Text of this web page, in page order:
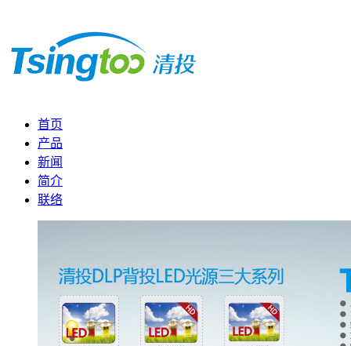
首页
产品
新闻
简介
联络